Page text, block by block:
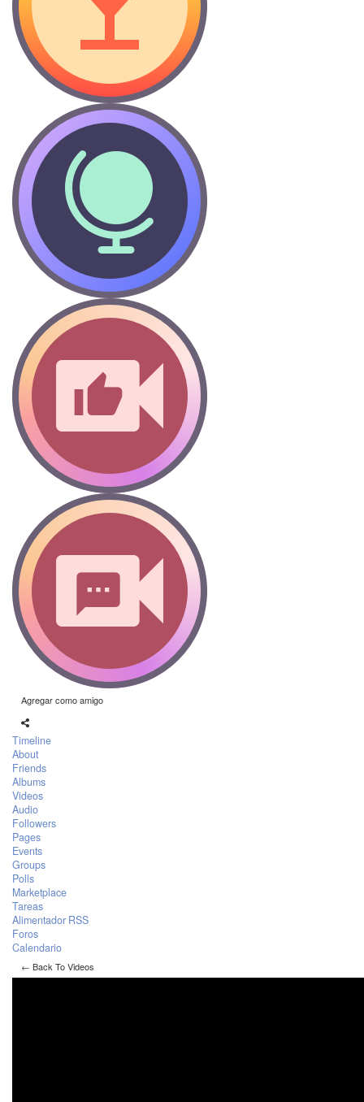
Agregar como amigo
Timeline
About
Friends
Albums
Videos
Audio
Followers
Pages
Events
Groups
Polls
Marketplace
Tareas
Alimentador RSS
Foros
Calendario
← Back To Videos